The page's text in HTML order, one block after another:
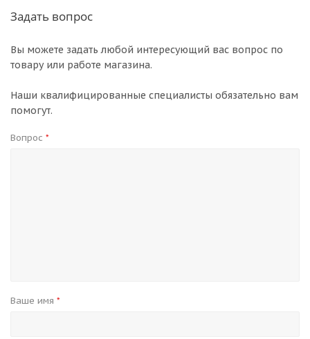
Задать вопрос
Вы можете задать любой интересующий вас вопрос по
товару или работе магазина.
Наши квалифицированные специалисты обязательно вам
помогут.
Вопрос *
Ваше имя *